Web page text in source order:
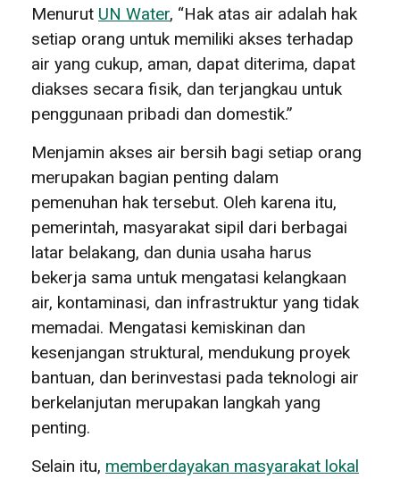
Menurut UN Water, “Hak atas air adalah hak
setiap orang untuk memiliki akses terhadap
air yang cukup, aman, dapat diterima, dapat
diakses secara fisik, dan terjangkau untuk
penggunaan pribadi dan domestik.”
Menjamin akses air bersih bagi setiap orang
merupakan bagian penting dalam
pemenuhan hak tersebut. Oleh karena itu,
pemerintah, masyarakat sipil dari berbagai
latar belakang, dan dunia usaha harus
bekerja sama untuk mengatasi kelangkaan
air, kontaminasi, dan infrastruktur yang tidak
memadai. Mengatasi kemiskinan dan
kesenjangan struktural, mendukung proyek
bantuan, dan berinvestasi pada teknologi air
berkelanjutan merupakan langkah yang
penting.
Selain itu, memberdayakan masyarakat lokal